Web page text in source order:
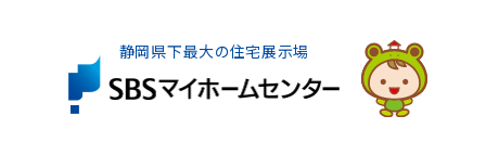
静岡県下最大の住宅展示場